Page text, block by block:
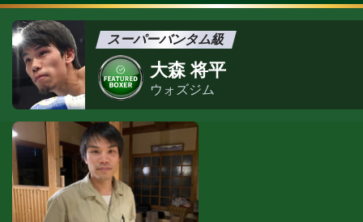
スーパーバンタム級
大森 将平
ウォズジム